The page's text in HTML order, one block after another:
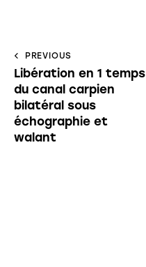
PREVIOUS
Libération en 1 temps
du canal carpien
bilatéral sous
échographie et
walant